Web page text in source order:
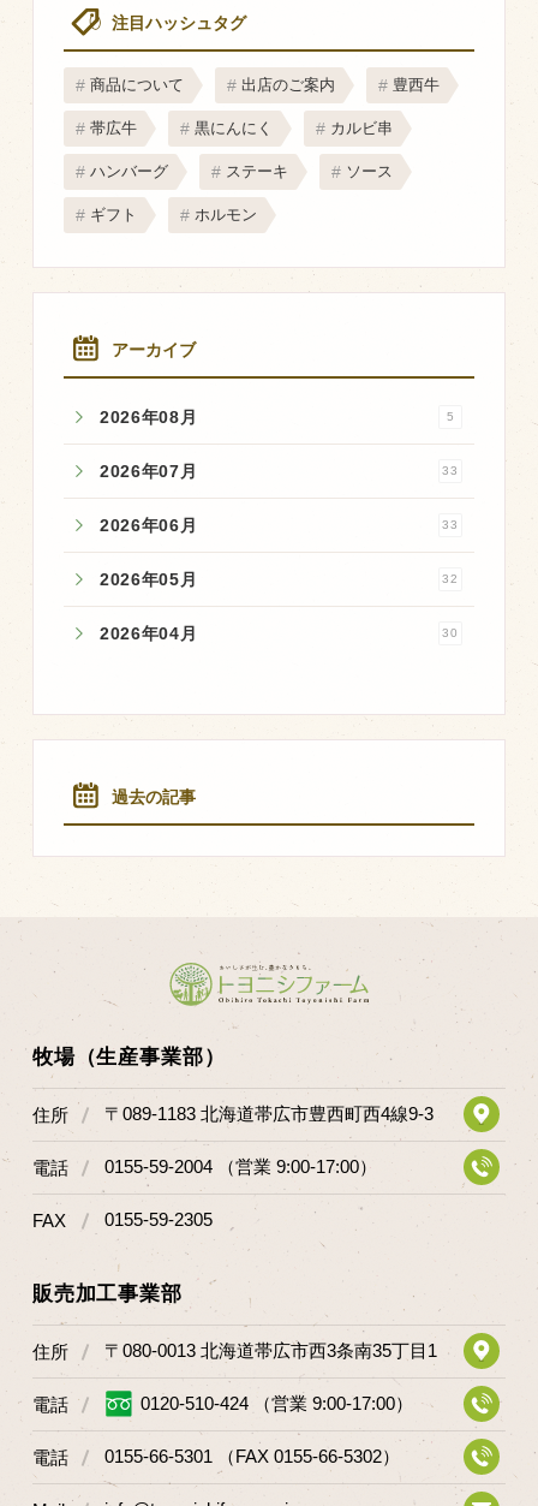
注目ハッシュタグ
商品について 出店のご案内 豊西牛
帯広牛 黒にんにく カルビ串
ハンバーグ ステーキ ソース
ギフト ホルモン
アーカイブ
2026年08月 5
2026年07月 33
2026年06月 33
2026年05月 32
2026年04月 30
過去の記事
牧場（生産事業部）
住所 〒089-1183 北海道帯広市豊西町西4線9-3
電話 0155-59-2004 （営業 9:00-17:00）
FAX 0155-59-2305
販売加工事業部
住所 〒080-0013 北海道帯広市西3条南35丁目1
電話 0120-510-424 （営業 9:00-17:00）
電話 0155-66-5301 （FAX 0155-66-5302）
個人のお客様
法人のお客様
Facebook
Twitter
Instagram
RSS フィード